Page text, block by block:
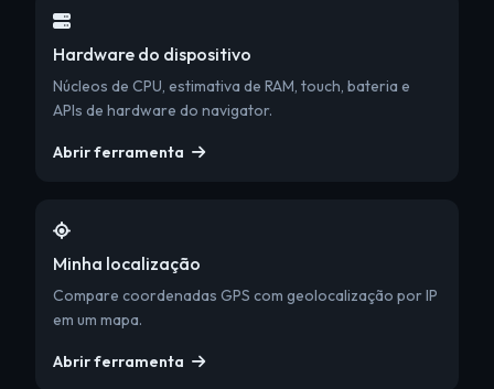
Hardware do dispositivo
Núcleos de CPU, estimativa de RAM, touch, bateria e
APIs de hardware do navigator.
Abrir ferramenta
Minha localização
Compare coordenadas GPS com geolocalização por IP
em um mapa.
Abrir ferramenta